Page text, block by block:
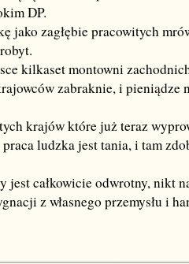
DP.
jako zagłębie pracowitych
kilkaset montowni
zabraknie, i pieniądze
krajów które już teraz
ludzka jest tania, i tam
jest całkowicie odwrotny, nikt
z własnego przemysłu i